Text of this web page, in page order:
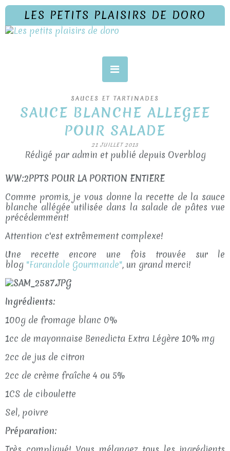
LES PETITS PLAISIRS DE DORO
SAUCES ET TARTINADES
SAUCE BLANCHE ALLEGEE
POUR SALADE
21 JUILLET 2013
Rédigé par admin et publié depuis Overblog
WW:2PPTS POUR LA PORTION ENTIERE
Comme promis, je vous donne la recette de la sauce
blanche allégée utilisée dans la salade de pâtes vue
précédemment!
Attention c'est extrêmement complexe!
Une recette encore une fois trouvée sur le
blog "Farandole Gourmande", un grand merci!
Ingrédients:
100g de fromage blanc 0%
1cc de mayonnaise Benedicta Extra Légère 10% mg
2cc de jus de citron
2cc de crème fraîche 4 ou 5%
1CS de ciboulette
Sel, poivre
Préparation: